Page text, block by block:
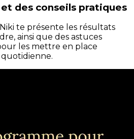
des conseils pratiques
te présente les résultats
ainsi que des astuces
les mettre en place